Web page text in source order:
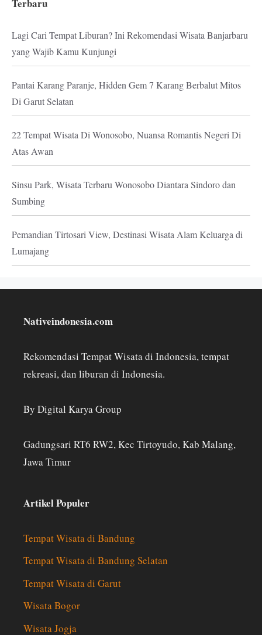
Terbaru
Lagi Cari Tempat Liburan? Ini Rekomendasi Wisata Banjarbaru
yang Wajib Kamu Kunjungi
Pantai Karang Paranje, Hidden Gem 7 Karang Berbalut Mitos
Di Garut Selatan
22 Tempat Wisata Di Wonosobo, Nuansa Romantis Negeri Di
Atas Awan
Sinsu Park, Wisata Terbaru Wonosobo Diantara Sindoro dan
Sumbing
Pemandian Tirtosari View, Destinasi Wisata Alam Keluarga di
Lumajang
Nativeindonesia.com
Rekomendasi Tempat Wisata di Indonesia, tempat
rekreasi, dan liburan di Indonesia.
By Digital Karya Group
Gadungsari RT6 RW2, Kec Tirtoyudo, Kab Malang,
Jawa Timur
Artikel Populer
Tempat Wisata di Bandung
Tempat Wisata di Bandung Selatan
Tempat Wisata di Garut
Wisata Bogor
Wisata Jogja